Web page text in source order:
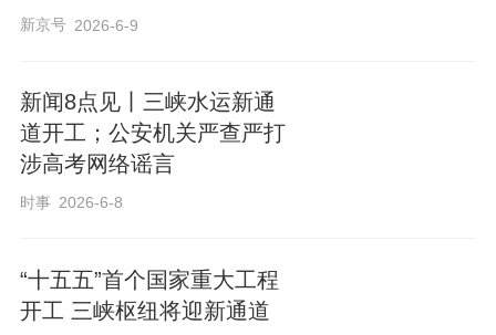
新京号 2026-6-9
新闻8点见丨三峡水运新通
道开工；公安机关严查严打
涉高考网络谣言
时事 2026-6-8
“十五五”首个国家重大工程
开工 三峡枢纽将迎新通道